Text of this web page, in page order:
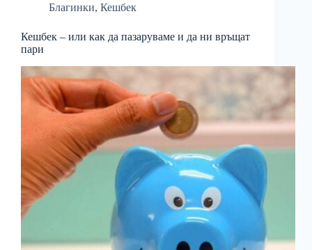
Благинки, Кешбек
Кешбек – или как да пазаруваме и да ни връщат
пари